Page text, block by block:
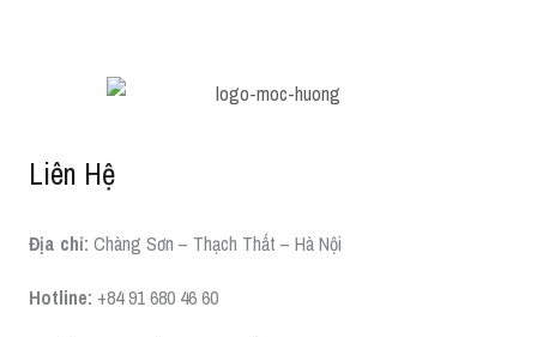
Liên Hệ
Địa chỉ: Chàng Sơn – Thạch Thất – Hà Nội
Hotline: +84 91 680 46 60